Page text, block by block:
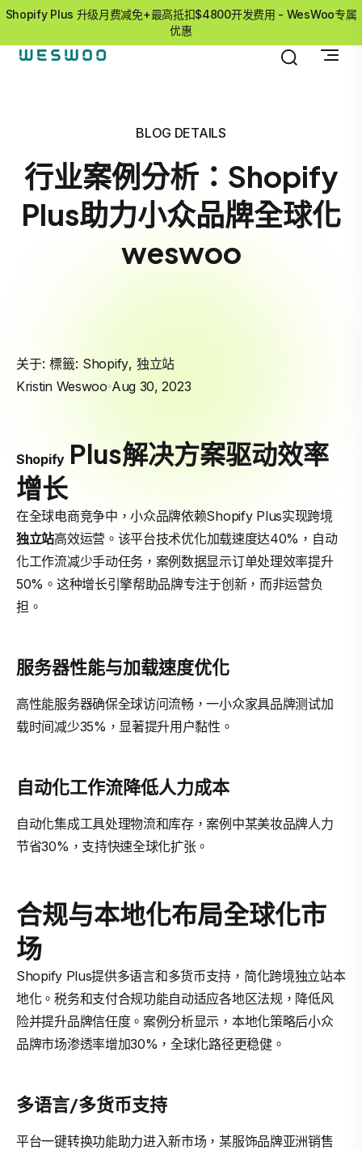
Shopify Plus 升级月费减免+最高抵扣$4800开发费用 - WesWoo专属
优惠
BLOG DETAILS
行业案例分析：Shopify
Plus助力小众品牌全球化
weswoo
关于: 標籤: Shopify, 独立站
Kristin Weswoo Aug 30, 2023
ShopifyPlus解决方案驱动效率
增长
在全球电商竞争中，小众品牌依赖Shopify Plus实现跨境
独立站高效运营。该平台技术优化加载速度达40%，自动
化工作流减少手动任务，案例数据显示订单处理效率提升
50%。这种增长引擎帮助品牌专注于创新，而非运营负
担。
服务器性能与加载速度优化
高性能服务器确保全球访问流畅，一小众家具品牌测试加
载时间减少35%，显著提升用户黏性。
自动化工作流降低人力成本
自动化集成工具处理物流和库存，案例中某美妆品牌人力
节省30%，支持快速全球化扩张。
合规与本地化布局全球化市
场
Shopify Plus提供多语言和多货币支持，简化跨境独立站本
地化。税务和支付合规功能自动适应各地区法规，降低风
险并提升品牌信任度。案例分析显示，本地化策略后小众
品牌市场渗透率增加30%，全球化路径更稳健。
多语言/多货币支持
平台一键转换功能助力进入新市场，某服饰品牌亚洲销售